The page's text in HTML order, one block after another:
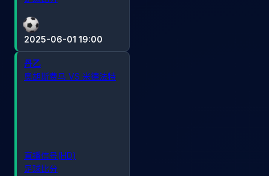
2025-06-01 19:00
丹乙
奥胡斯费马 VS 米德法特
直播信号(HD)
足球比分